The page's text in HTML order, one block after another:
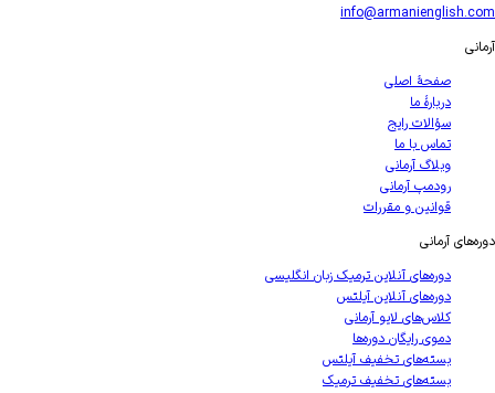
صفحهٔ اصلی
دربارهٔ ما
سؤالات رایج
تماس با ما
وبلاگ آرمانی
رودمپ آرمانی
قوانین و مقررات
آرمانی
دوره‌های آنلاین ترمیک زبان انگلیسی
دوره‌های آنلاین آیلتس
کلاس‌های لایو آرمانی
دموی رایگان دوره‌ها
بسته‌های تخفیف آیلتس
بسته‌های تخفیف ترمیک